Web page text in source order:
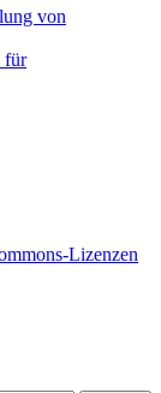
von
für
Lizenzen